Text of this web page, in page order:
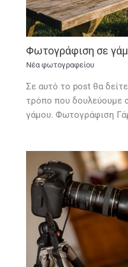
Φωτογράφιση σε
Νέα φωτογραφείου
Σε αυτό το post θα
τρόπο που δουλεύουμε
γάμου. Φωτογράφιση